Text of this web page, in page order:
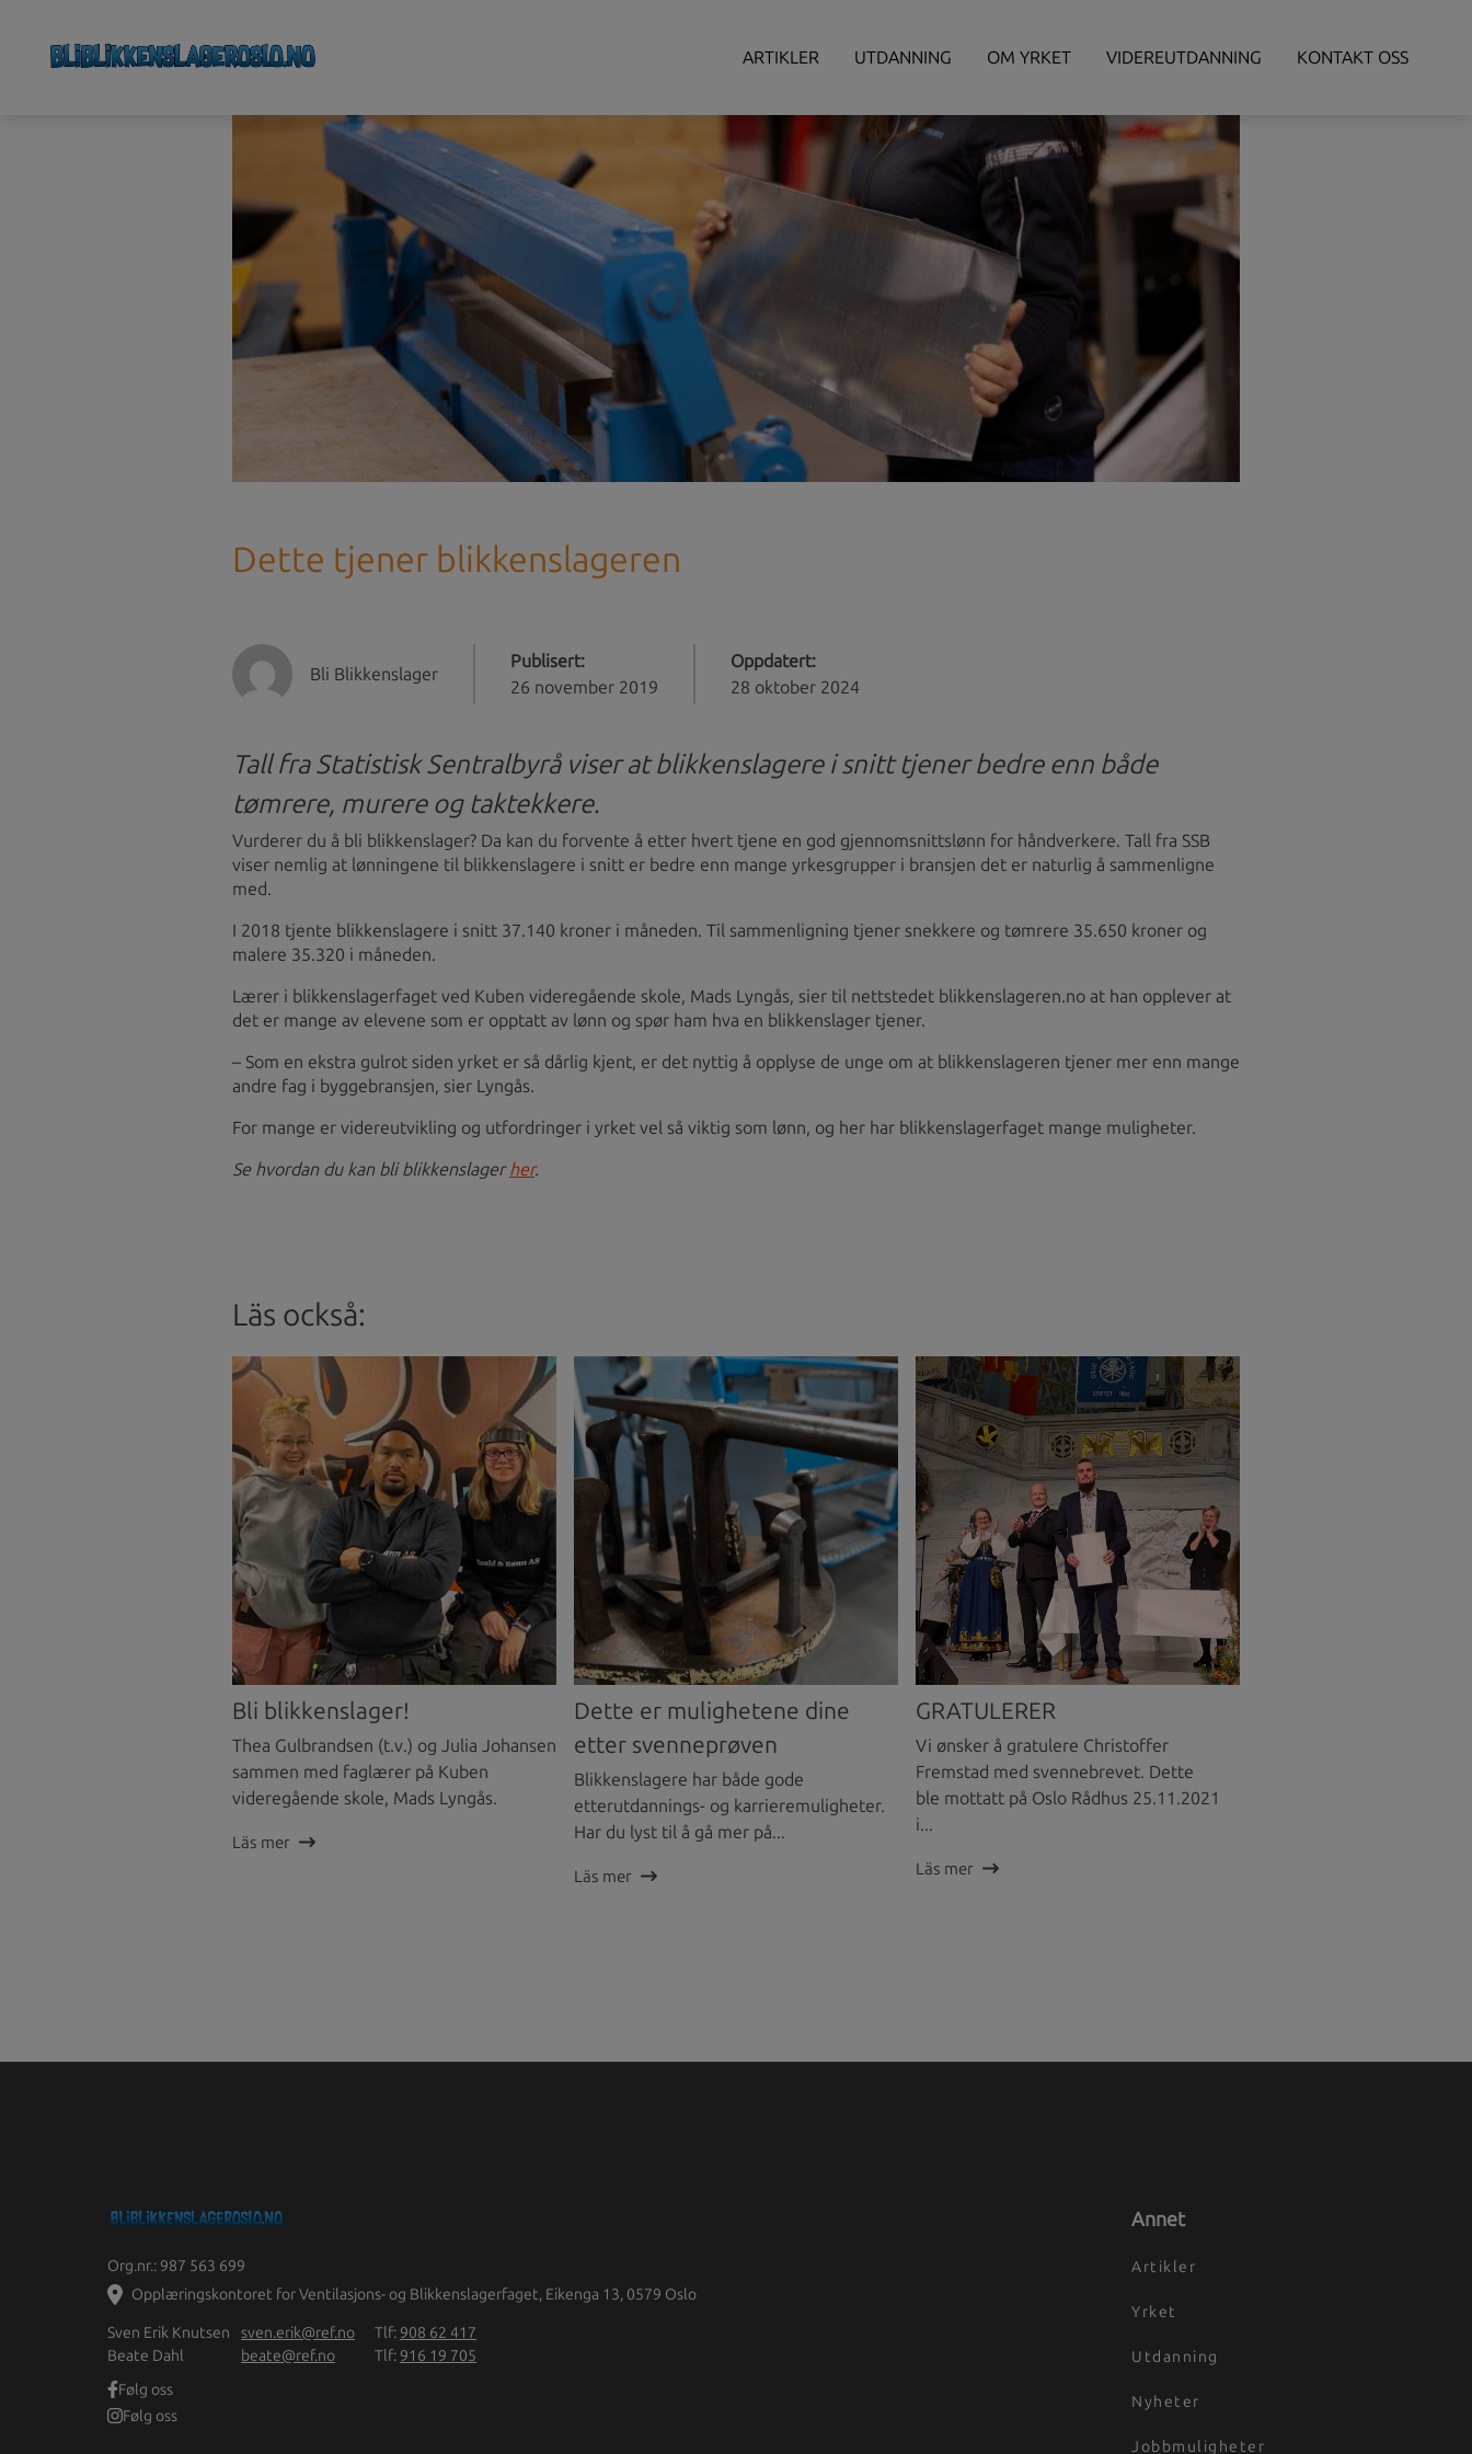
ARTIKLER UTDANNING OM YRKET VIDEREUTDANNING KONTAKT OSS
Dette tjener blikkenslageren
Bli Blikkenslager
Publisert:
26 november 2019
Oppdatert:
28 oktober 2024
Tall fra Statistisk Sentralbyrå viser at blikkenslagere i snitt tjener bedre enn både
tømrere, murere og taktekkere.
Vurderer du å bli blikkenslager? Da kan du forvente å etter hvert tjene en god gjennomsnittslønn for håndverkere. Tall fra SSB
viser nemlig at lønningene til blikkenslagere i snitt er bedre enn mange yrkesgrupper i bransjen det er naturlig å sammenligne
med.
I 2018 tjente blikkenslagere i snitt 37.140 kroner i måneden. Til sammenligning tjener snekkere og tømrere 35.650 kroner og
malere 35.320 i måneden.
Lærer i blikkenslagerfaget ved Kuben videregående skole, Mads Lyngås, sier til nettstedet blikkenslageren.no at han opplever at
det er mange av elevene som er opptatt av lønn og spør ham hva en blikkenslager tjener.
– Som en ekstra gulrot siden yrket er så dårlig kjent, er det nyttig å opplyse de unge om at blikkenslageren tjener mer enn mange
andre fag i byggebransjen, sier Lyngås.
For mange er videreutvikling og utfordringer i yrket vel så viktig som lønn, og her har blikkenslagerfaget mange muligheter.
Se hvordan du kan bli blikkenslagerher.
Läs också:
Bli blikkenslager!
Thea Gulbrandsen (t.v.) og Julia Johansen
sammen med faglærer på Kuben
videregående skole, Mads Lyngås.
Läs mer
Dette er mulighetene dine
etter svenneprøven
Blikkenslagere har både gode
etterutdannings- og karrieremuligheter.
Har du lyst til å gå mer på...
Läs mer
GRATULERER
Vi ønsker å gratulere Christoffer
Fremstad med svennebrevet. Dette
ble mottatt på Oslo Rådhus 25.11.2021
i...
Läs mer
Org.nr.: 987 563 699
Opplæringskontoret for Ventilasjons- og Blikkenslagerfaget, Eikenga 13, 0579 Oslo
Sven Erik Knutsen
sven.erik@ref.no Tlf: 908 62 417
Beate Dahl
beate@ref.no Tlf: 916 19 705
Følg oss
Følg oss
Annet
Artikler
Yrket
Utdanning
Nyheter
Jobbmuligheter